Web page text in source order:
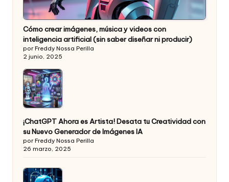
Cómo crear imágenes, música y videos con
inteligencia artificial (sin saber diseñar ni producir)
por Freddy Nossa Perilla
2 junio, 2025
¡ChatGPT Ahora es Artista! Desata tu Creatividad con
su Nuevo Generador de Imágenes IA
por Freddy Nossa Perilla
26 marzo, 2025